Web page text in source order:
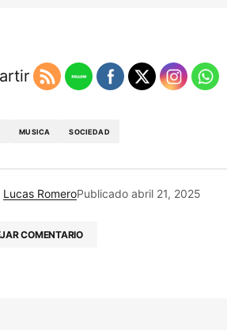
MUSICA SOCIEDAD
Lucas RomeroPublicado abril 21, 2025
COMENTARIO